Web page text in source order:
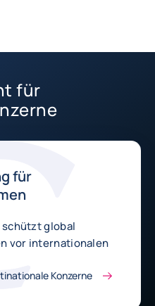
für
für
global
vor internationalen
Konzerne